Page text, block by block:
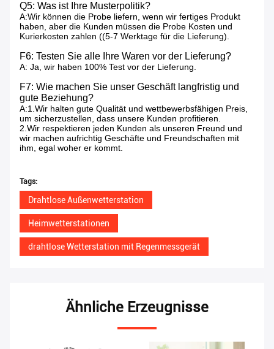
Q5: Was ist Ihre Musterpolitik?
A:Wir können die Probe liefern, wenn wir fertiges Produkt
haben, aber die Kunden müssen die Probe Kosten und
Kurierkosten zahlen ((5-7 Werktage für die Lieferung).
F6: Testen Sie alle Ihre Waren vor der Lieferung?
A: Ja, wir haben 100% Test vor der Lieferung.
F7: Wie machen Sie unser Geschäft langfristig und
gute Beziehung?
A:1.Wir halten gute Qualität und wettbewerbsfähigen Preis,
um sicherzustellen, dass unsere Kunden profitieren.
2.Wir respektieren jeden Kunden als unseren Freund und
wir machen aufrichtig Geschäfte und Freundschaften mit
ihm, egal woher er kommt.
Tags:
Drahtlose Außenwetterstation
Heimwetterstationen
drahtlose Wetterstation mit Regenmessgerät
Ähnliche Erzeugnisse